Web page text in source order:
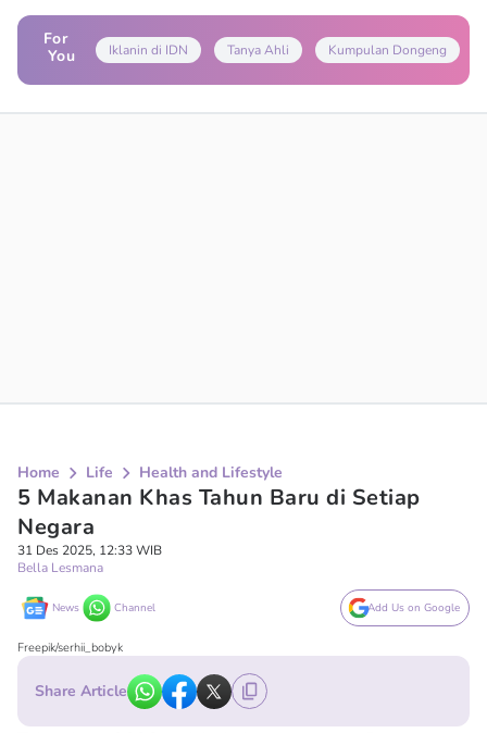
For
You
Iklanin di IDN Tanya Ahli Kumpulan Dongeng
Home Life Health and Lifestyle
5 Makanan Khas Tahun Baru di Setiap
Negara
31 Des 2025, 12:33 WIB
Bella Lesmana
News Channel Add Us on Google
Freepik/serhii_bobyk
Share Article